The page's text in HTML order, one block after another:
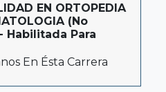
EN ORTOPEDIA
(No
Habilitada Para
En Ésta Carrera